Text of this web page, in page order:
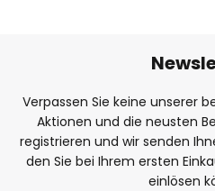
Verpassen Sie keine unserer
Aktionen und die neusten
registrieren und wir senden
den Sie bei Ihrem ersten
einlösen